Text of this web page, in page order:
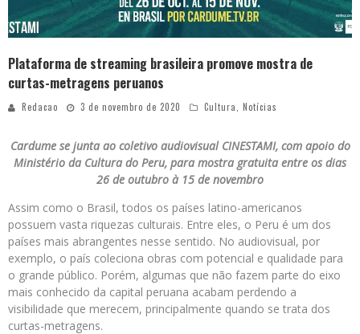
Plataforma de streaming brasileira promove mostra de
curtas-metragens peruanos
Redacao 3 de novembro de 2020 Cultura Notícias
Cardume se junta ao coletivo audiovisual CINESTAMI, com apoio do
Ministério da Cultura do Peru, para mostra gratuita entre os dias
26 de outubro à 15 de novembro
Assim como o Brasil, todos os países latino-americanos
possuem vasta riquezas culturais. Entre eles, o Peru é um dos
países mais abrangentes nesse sentido. No audiovisual, por
exemplo, o país coleciona obras com potencial e qualidade para
o grande público. Porém, algumas que não fazem parte do eixo
mais conhecido da capital peruana acabam perdendo a
visibilidade que merecem, principalmente quando se trata dos
curtas-metragens.